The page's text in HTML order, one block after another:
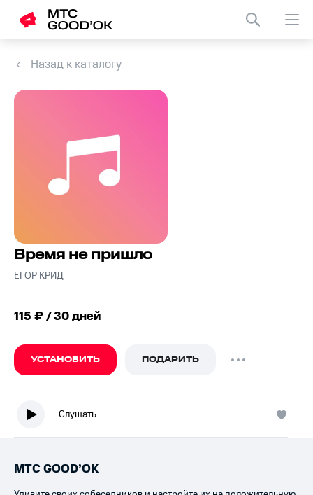
Назад к каталогу
Время не пришло
ЕГОР КРИД
115 ₽ / 30 дней
УСТАНОВИТЬ ПОДАРИТЬ
Слушать
МТС GOOD’OK